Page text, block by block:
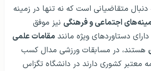
متقاضیانی است که نه تنها در زمینه
اجتماعی و فرهنگی نیز موفق
دستاوردهای ویژه مانند مقامات علمی
هستند، در مسابقات ورزشی مدال کسب
معتبر کشوری دارند در دانشگاه تگزاس